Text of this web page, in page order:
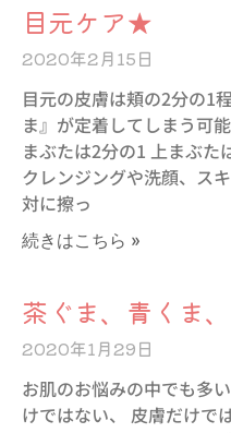
目元ケア★
2020年2月15日
目元の皮膚は頬の2分の1
ま』が定着してしまう可
まぶたは2分の1 上まぶた
クレンジングや洗顔、ス
対に擦っ
続きはこちら »
茶ぐま、青くま、
2020年1月29日
お肌のお悩みの中でも多
けではない、 皮膚だけで
ペ
ー
ジ
ペ
ー
ジ ジ